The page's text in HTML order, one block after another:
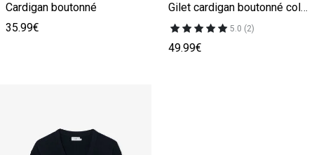
Cardigan boutonné
35.99€
Gilet cardigan boutonné col polo
5.0 (2)
49.99€